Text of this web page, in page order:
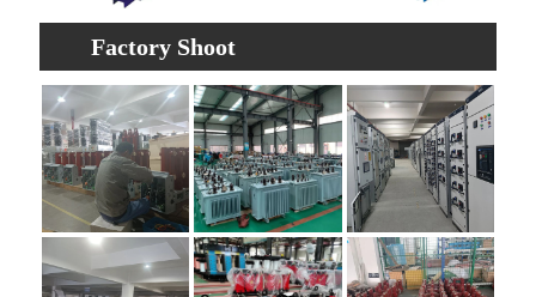
Factory Shoot